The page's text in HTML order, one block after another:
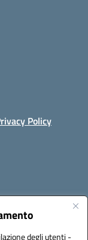
degli utenti -
Policy